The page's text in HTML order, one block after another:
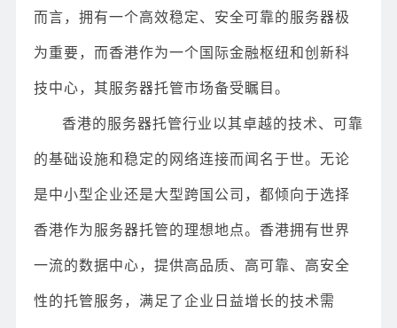
而言，拥有一个高效稳定、安全可靠的服务器极
为重要，而香港作为一个国际金融枢纽和创新科
技中心，其服务器托管市场备受瞩目。
香港的服务器托管行业以其卓越的技术、可靠
的基础设施和稳定的网络连接而闻名于世。无论
是中小型企业还是大型跨国公司，都倾向于选择
香港作为服务器托管的理想地点。香港拥有世界
一流的数据中心，提供高品质、高可靠、高安全
性的托管服务，满足了企业日益增长的技术需